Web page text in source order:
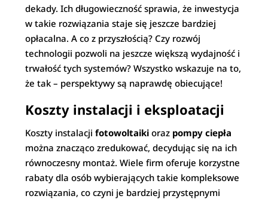
dekady. Ich długowieczność sprawia, że inwestycja
w takie rozwiązania staje się jeszcze bardziej
opłacalna. A co z przyszłością? Czy rozwój
technologii pozwoli na jeszcze większą wydajność i
trwałość tych systemów? Wszystko wskazuje na to,
że tak – perspektywy są naprawdę obiecujące!
Koszty instalacji i eksploatacji
Koszty instalacjifotowoltaiki oraz pompy ciepła
można znacząco zredukować, decydując się na ich
równoczesny montaż. Wiele firm oferuje korzystne
rabaty dla osób wybierających takie kompleksowe
rozwiązania, co czyni je bardziej przystępnymi